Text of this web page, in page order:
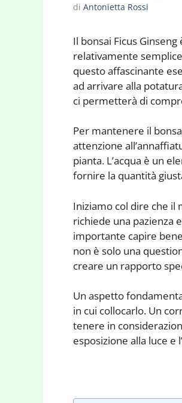
di Antonietta Rossi
Il bonsai Ficus
relativamente
questo affascinante
ad arrivare alla
ci permetterà di
Per mantenere il
attenzione
pianta. L’acqua è un
fornire la quantità
Iniziamo col dire che il
richiede una pazienza
importante capire
non è solo una
creare un rapporto
Un aspetto
in cui collocarlo. Un
tenere in
esposizione alla luce e